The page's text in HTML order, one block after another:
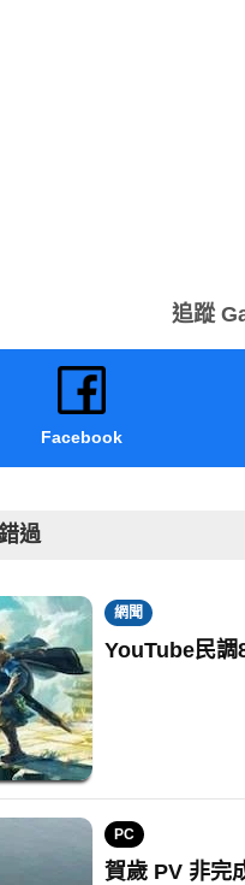
追蹤
Facebook
過
網聞
YouTube民調
PC
賀歲 PV 非完